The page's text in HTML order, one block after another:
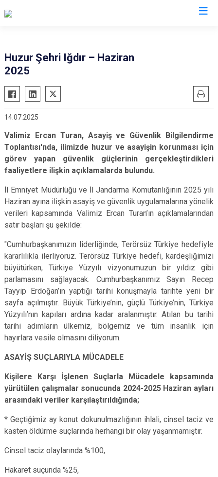
Huzur Şehri Iğdır – Haziran
2025
14.07.2025
Valimiz Ercan Turan, Asayiş ve Güvenlik Bilgilendirme
Toplantısı'nda, ilimizde huzur ve asayişin korunması için
görev yapan güvenlik güçlerinin gerçekleştirdikleri
faaliyetlere ilişkin açıklamalarda bulundu.
İl Emniyet Müdürlüğü ve İl Jandarma Komutanlığının 2025 yılı
Haziran ayına ilişkin asayiş ve güvenlik uygulamalarına yönelik
verileri kapsamında Valimiz Ercan Turan’ın açıklamalarından
satır başları şu şekilde:
"Cumhurbaşkanımızın liderliğinde, Terörsüz Türkiye hedefiyle
kararlılıkla ilerliyoruz. Terörsüz Türkiye hedefi, kardeşliğimizi
büyütürken, Türkiye Yüzyılı vizyonumuzun bir yıldız gibi
parlamasını sağlayacak. Cumhurbaşkanımız Sayın Recep
Tayyip Erdoğan’ın yaptığı tarihi konuşmayla tarihte yeni bir
sayfa açılmıştır. Büyük Türkiye’nin, güçlü Türkiye’nin, Türkiye
Yüzyılı’nın kapıları ardına kadar aralanmıştır. Atılan bu tarihi
tarihi adımların ülkemiz, bölgemiz ve tüm insanlık için
hayırlara vesile olmasını diliyorum.
ASAYİŞ SUÇLARIYLA MÜCADELE
Kişilere Karşı İşlenen Suçlarla Mücadele kapsamında
yürütülen çalışmalar sonucunda 2024-2025 Haziran ayları
arasındaki veriler karşılaştırıldığında;
* Geçtiğimiz ay konut dokunulmazlığının ihlali, cinsel taciz ve
kasten öldürme suçlarında herhangi bir olay yaşanmamıştır.
Cinsel taciz olaylarında %100,
Hakaret suçunda %25,